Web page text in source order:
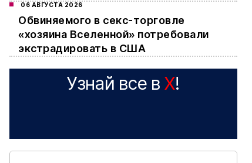
06 АВГУСТА 2026
Обвиняемого в секс-торговле
«хозяина Вселенной» потребовали
экстрадировать в США
Узнай все в X!